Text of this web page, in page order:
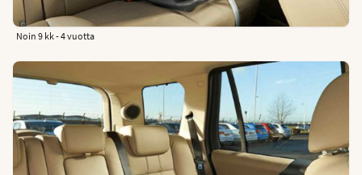
Noin 9 kk - 4 vuotta